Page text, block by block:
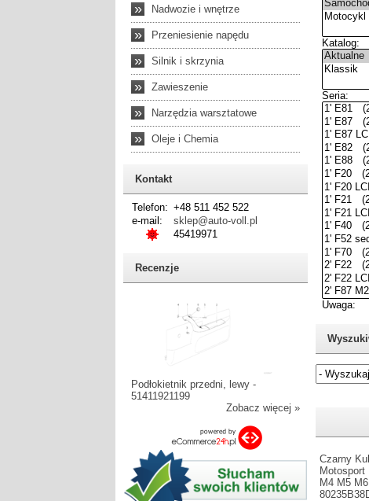
» Nadwozie i wnętrze
» Przeniesienie napędu
» Silnik i skrzynia
» Zawieszenie
» Narzędzia warsztatowe
» Oleje i Chemia
Kontakt
Telefon: +48 511 452 522
e-mail:
sklep@auto-voll.pl
45419971
Recenzje
Podłokietnik przedni, lewy -
51411921199
Zobacz więcej »
Czarny
Motosport
M4 M5